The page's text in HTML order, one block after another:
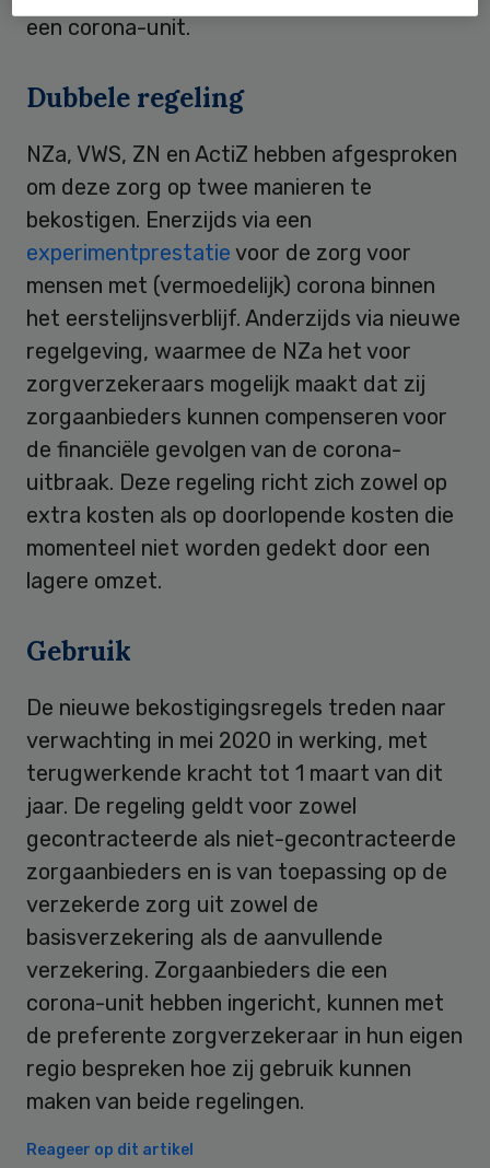
een corona-unit.
Dubbele regeling
NZa, VWS, ZN en ActiZ hebben afgesproken
om deze zorg op twee manieren te
bekostigen. Enerzijds via een
experimentprestatie voor de zorg voor
mensen met (vermoedelijk) corona binnen
het eerstelijnsverblijf. Anderzijds via nieuwe
regelgeving, waarmee de NZa het voor
zorgverzekeraars mogelijk maakt dat zij
zorgaanbieders kunnen compenseren voor
de financiële gevolgen van de corona-
uitbraak. Deze regeling richt zich zowel op
extra kosten als op doorlopende kosten die
momenteel niet worden gedekt door een
lagere omzet.
Gebruik
De nieuwe bekostigingsregels treden naar
verwachting in mei 2020 in werking, met
terugwerkende kracht tot 1 maart van dit
jaar. De regeling geldt voor zowel
gecontracteerde als niet-gecontracteerde
zorgaanbieders en is van toepassing op de
verzekerde zorg uit zowel de
basisverzekering als de aanvullende
verzekering. Zorgaanbieders die een
corona-unit hebben ingericht, kunnen met
de preferente zorgverzekeraar in hun eigen
regio bespreken hoe zij gebruik kunnen
maken van beide regelingen.
Reageer op dit artikel